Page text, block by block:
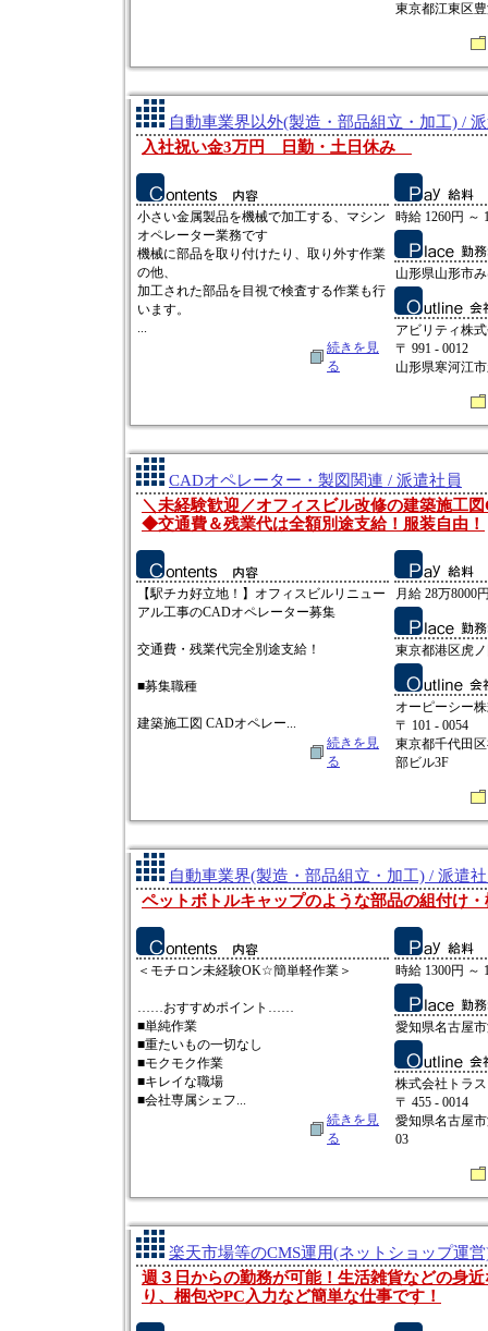
東京都江東区
自動車業界以外(製造・部品組立・加工) /
入社祝い金3万円 日勤・土日休み
小さい金属製品を機械で加工する、マシン
オペレーター業務です
機械に部品を取り付けたり、取り外す作業
の他、
加工された部品を目視で検査する作業も行
います。
...
続きを見
る
時給 1260円 ～
山形県山形市
アビリティ株
〒 991 - 0012
山形県寒河江
CADオペレーター・製図関連 / 派遣社員
＼未経験歓迎／オフィスビル改修の建築施工
◆交通費＆残業代は全額別途支給！服装自由！
【駅チカ好立地！】オフィスビルリニュー
アル工事のCADオペレーター募集
交通費・残業代完全別途支給！
■募集職種
建築施工図 CADオペレー...
続きを見
る
月給 28万8000
東京都港区虎
オーピーシー
〒 101 - 0054
東京都千代田
部ビル3F
自動車業界(製造・部品組立・加工) / 派遣
ペットボトルキャップのような部品の組付け・
＜モチロン未経験OK☆簡単軽作業＞
……おすすめポイント……
■単純作業
■重たいもの一切なし
■モクモク作業
■キレイな職場
■会社専属シェフ...
続きを見
る
時給 1300円 ～
愛知県名古屋
株式会社トラ
〒 455 - 0014
愛知県名古屋
03
楽天市場等のCMS運用(ネットショップ運
週３日からの勤務が可能！生活雑貨などの身
り、梱包やPC入力など簡単な仕事です！